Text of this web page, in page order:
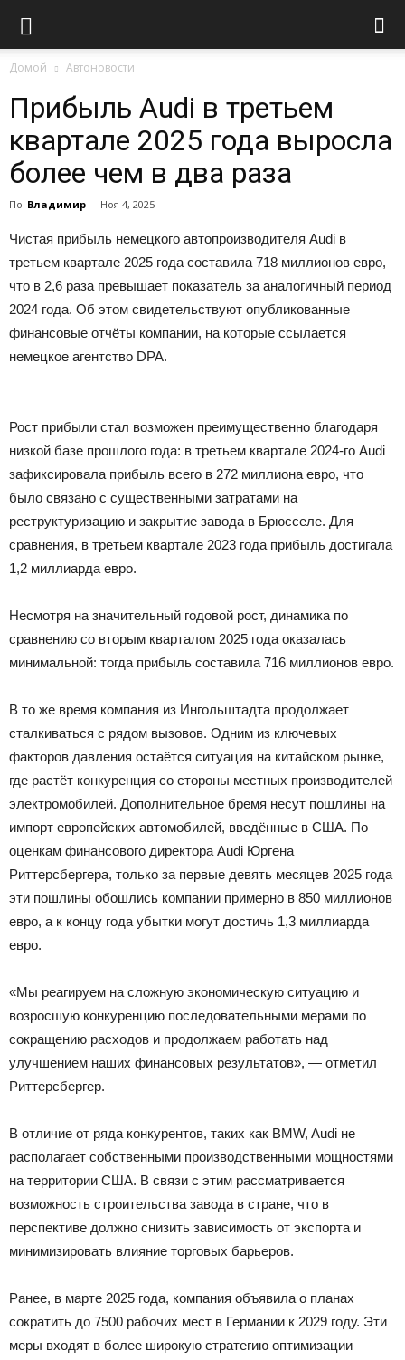
Домой Автоновости
Прибыль Audi в третьем
квартале 2025 года выросла
более чем в два раза
По Владимир - Ноя 4, 2025
Чистая прибыль немецкого автопроизводителя Audi в
третьем квартале 2025 года составила 718 миллионов евро,
что в 2,6 раза превышает показатель за аналогичный период
2024 года. Об этом свидетельствуют опубликованные
финансовые отчёты компании, на которые ссылается
немецкое агентство DPA.
Рост прибыли стал возможен преимущественно благодаря
низкой базе прошлого года: в третьем квартале 2024-го Audi
зафиксировала прибыль всего в 272 миллиона евро, что
было связано с существенными затратами на
реструктуризацию и закрытие завода в Брюсселе. Для
сравнения, в третьем квартале 2023 года прибыль достигала
1,2 миллиарда евро.
Несмотря на значительный годовой рост, динамика по
сравнению со вторым кварталом 2025 года оказалась
минимальной: тогда прибыль составила 716 миллионов евро.
В то же время компания из Ингольштадта продолжает
сталкиваться с рядом вызовов. Одним из ключевых
факторов давления остаётся ситуация на китайском рынке,
где растёт конкуренция со стороны местных производителей
электромобилей. Дополнительное бремя несут пошлины на
импорт европейских автомобилей, введённые в США. По
оценкам финансового директора Audi Юргена
Риттерсбергера, только за первые девять месяцев 2025 года
эти пошлины обошлись компании примерно в 850 миллионов
евро, а к концу года убытки могут достичь 1,3 миллиарда
евро.
«Мы реагируем на сложную экономическую ситуацию и
возросшую конкуренцию последовательными мерами по
сокращению расходов и продолжаем работать над
улучшением наших финансовых результатов», — отметил
Риттерсбергер.
В отличие от ряда конкурентов, таких как BMW, Audi не
располагает собственными производственными мощностями
на территории США. В связи с этим рассматривается
возможность строительства завода в стране, что в
перспективе должно снизить зависимость от экспорта и
минимизировать влияние торговых барьеров.
Ранее, в марте 2025 года, компания объявила о планах
сократить до 7500 рабочих мест в Германии к 2029 году. Эти
меры входят в более широкую стратегию оптимизации